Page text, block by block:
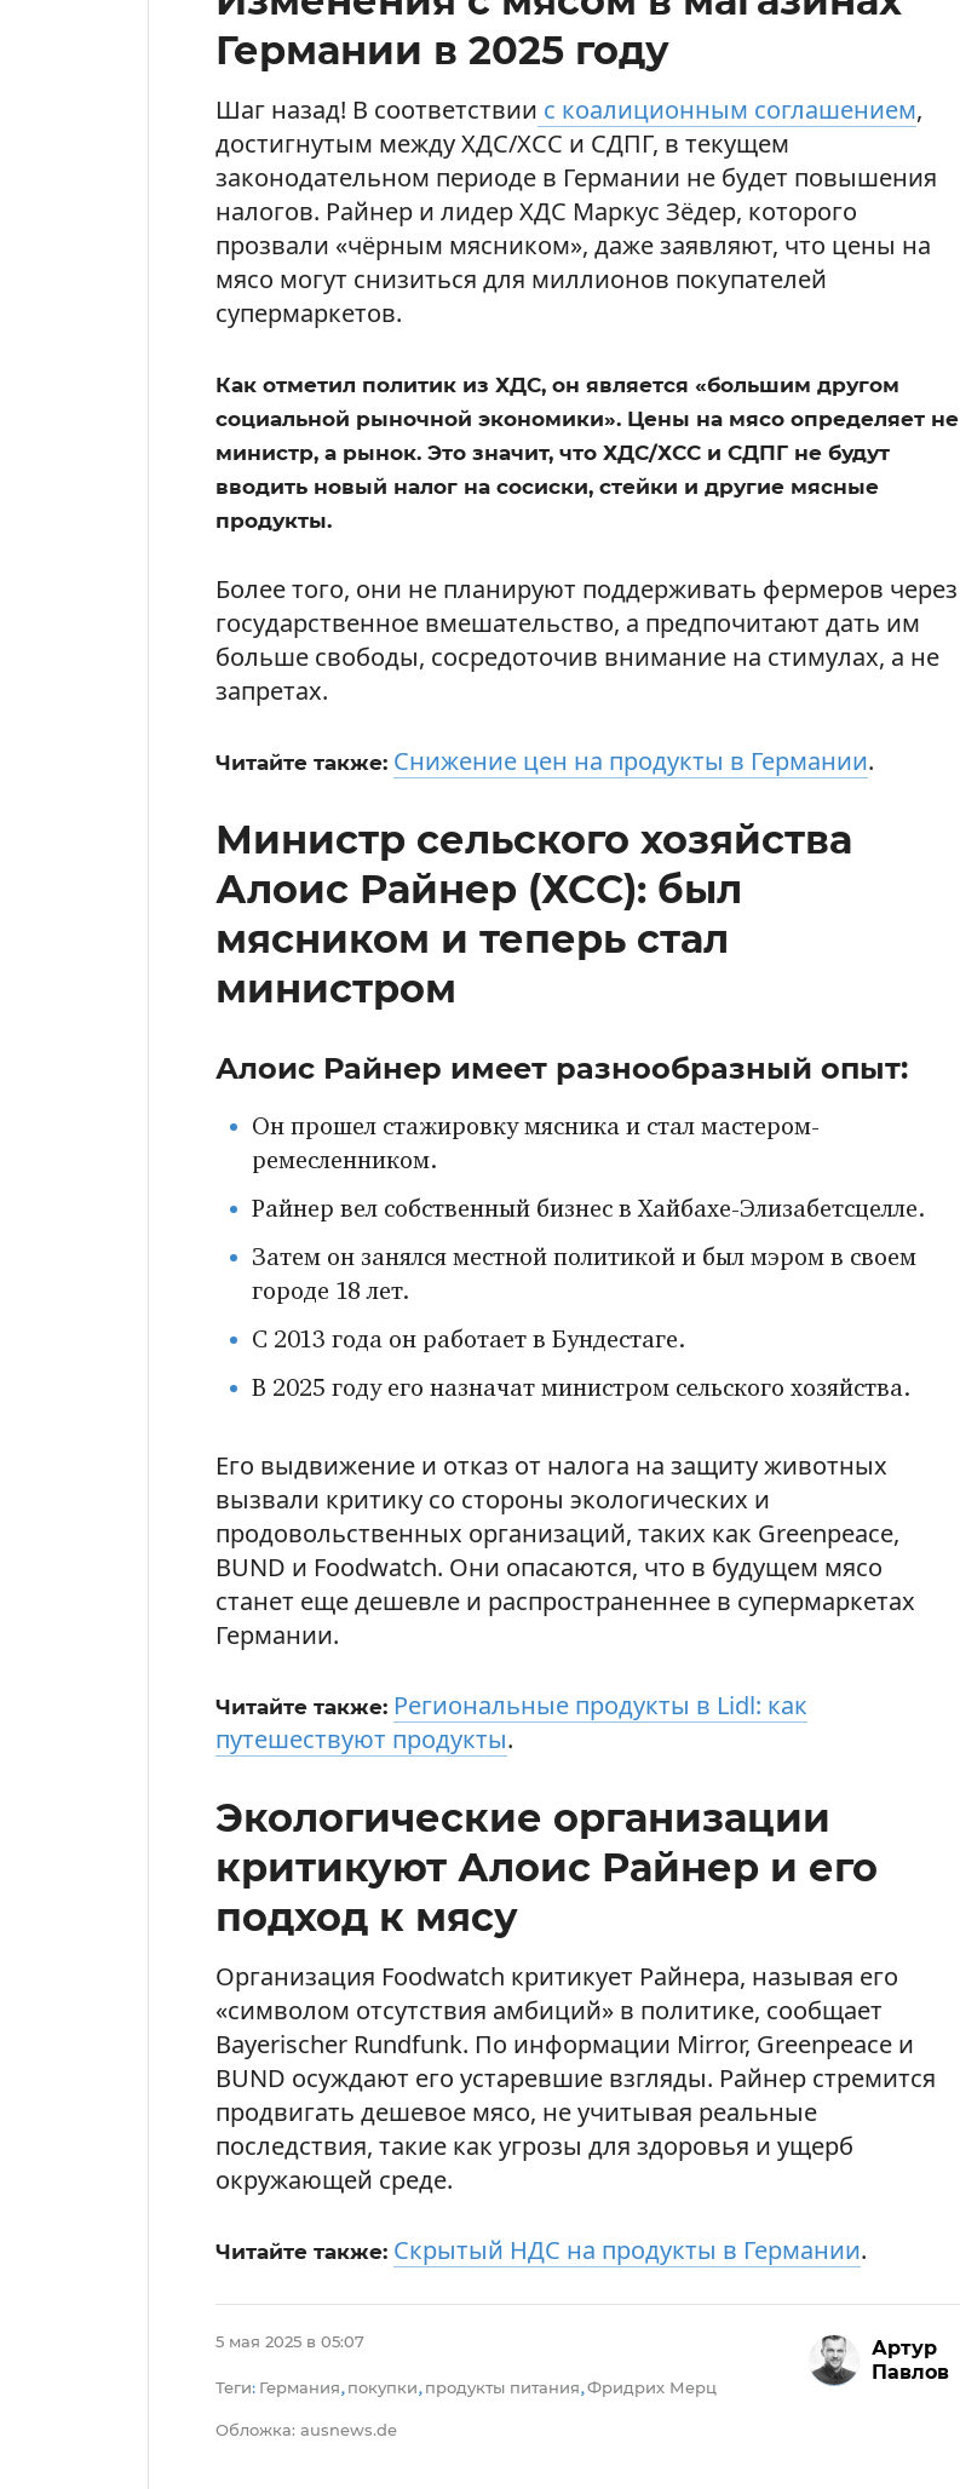
Германии в 2025 году
Шаг назад! В соответствии с коалиционным соглашением,
достигнутым между ХДС/ХСС и СДПГ, в текущем
законодательном периоде в Германии не будет повышения
налогов. Райнер и лидер ХДС Маркус Зёдер, которого
прозвали «чёрным мясником», даже заявляют, что цены на
мясо могут снизиться для миллионов покупателей
супермаркетов.
Как отметил политик из ХДС, он является «большим другом
социальной рыночной экономики». Цены на мясо определяет не
министр, а рынок. Это значит, что ХДС/ХСС и СДПГ не будут
вводить новый налог на сосиски, стейки и другие мясные
продукты.
Более того, они не планируют поддерживать фермеров через
государственное вмешательство, а предпочитают дать им
больше свободы, сосредоточив внимание на стимулах, а не
запретах.
Читайте также: Снижение цен на продукты в Германии.
Министр сельского хозяйства
Алоис Райнер (ХСС): был
мясником и теперь стал
министром
Алоис Райнер имеет разнообразный опыт:
Он прошел стажировку мясника и стал мастером-
ремесленником.
Райнер вел собственный бизнес в Хайбахе-Элизабетсцелле.
Затем он занялся местной политикой и был мэром в своем
городе 18 лет.
С 2013 года он работает в Бундестаге.
В 2025 году его назначат министром сельского хозяйства.
Его выдвижение и отказ от налога на защиту животных
вызвали критику со стороны экологических и
продовольственных организаций, таких как Greenpeace,
BUND и Foodwatch. Они опасаются, что в будущем мясо
станет еще дешевле и распространеннее в супермаркетах
Германии.
Читайте также: Региональные продукты в Lidl: как
путешествуют продукты.
Экологические организации
критикуют Алоис Райнер и его
подход к мясу
Организация Foodwatch критикует Райнера, называя его
«символом отсутствия амбиций» в политике, сообщает
Bayerischer Rundfunk. По информации Mirror, Greenpeace и
BUND осуждают его устаревшие взгляды. Райнер стремится
продвигать дешевое мясо, не учитывая реальные
последствия, такие как угрозы для здоровья и ущерб
окружающей среде.
Читайте также: Скрытый НДС на продукты в Германии.
5 мая 2025 в 05:07
Теги: Германия, покупки, продукты питания,Фридрих Мерц
Обложка: ausnews.de
Артур
Павлов